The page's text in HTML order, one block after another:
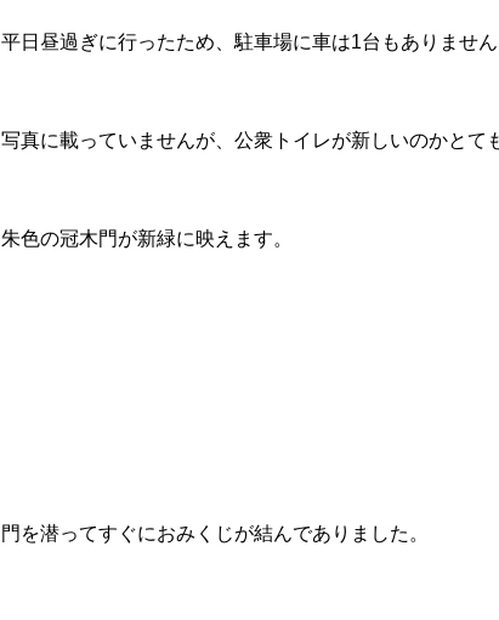
平日昼過ぎに行ったため、駐車場に車は1台もありませ
写真に載っていませんが、公衆トイレが新しいのかとて
朱色の冠木門が新緑に映えます。
門を潜ってすぐにおみくじが結んでありました。